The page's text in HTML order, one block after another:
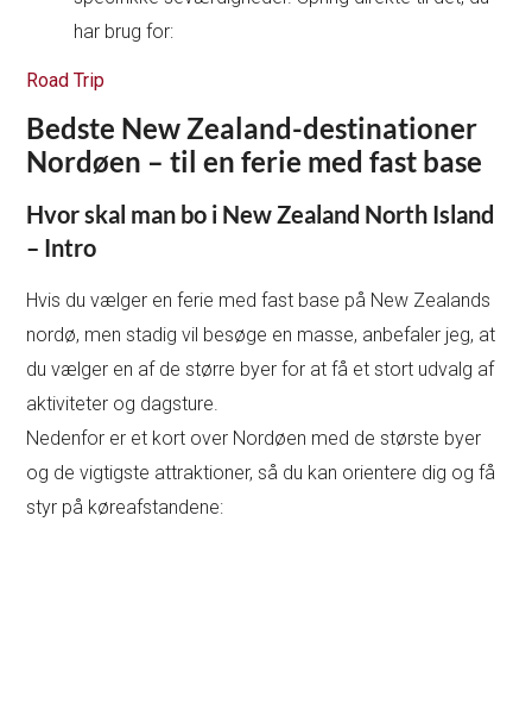
har brug for:
Road Trip
Bedste New Zealand-destinationer
Nordøen – til en ferie med fast base
Hvor skal man bo i New Zealand North Island
– Intro
Hvis du vælger en ferie med fast base på New Zealands
nordø, men stadig vil besøge en masse, anbefaler jeg, at
du vælger en af de større byer for at få et stort udvalg af
aktiviteter og dagsture.
Nedenfor er et kort over Nordøen med de største byer
og de vigtigste attraktioner, så du kan orientere dig og få
styr på køreafstandene: